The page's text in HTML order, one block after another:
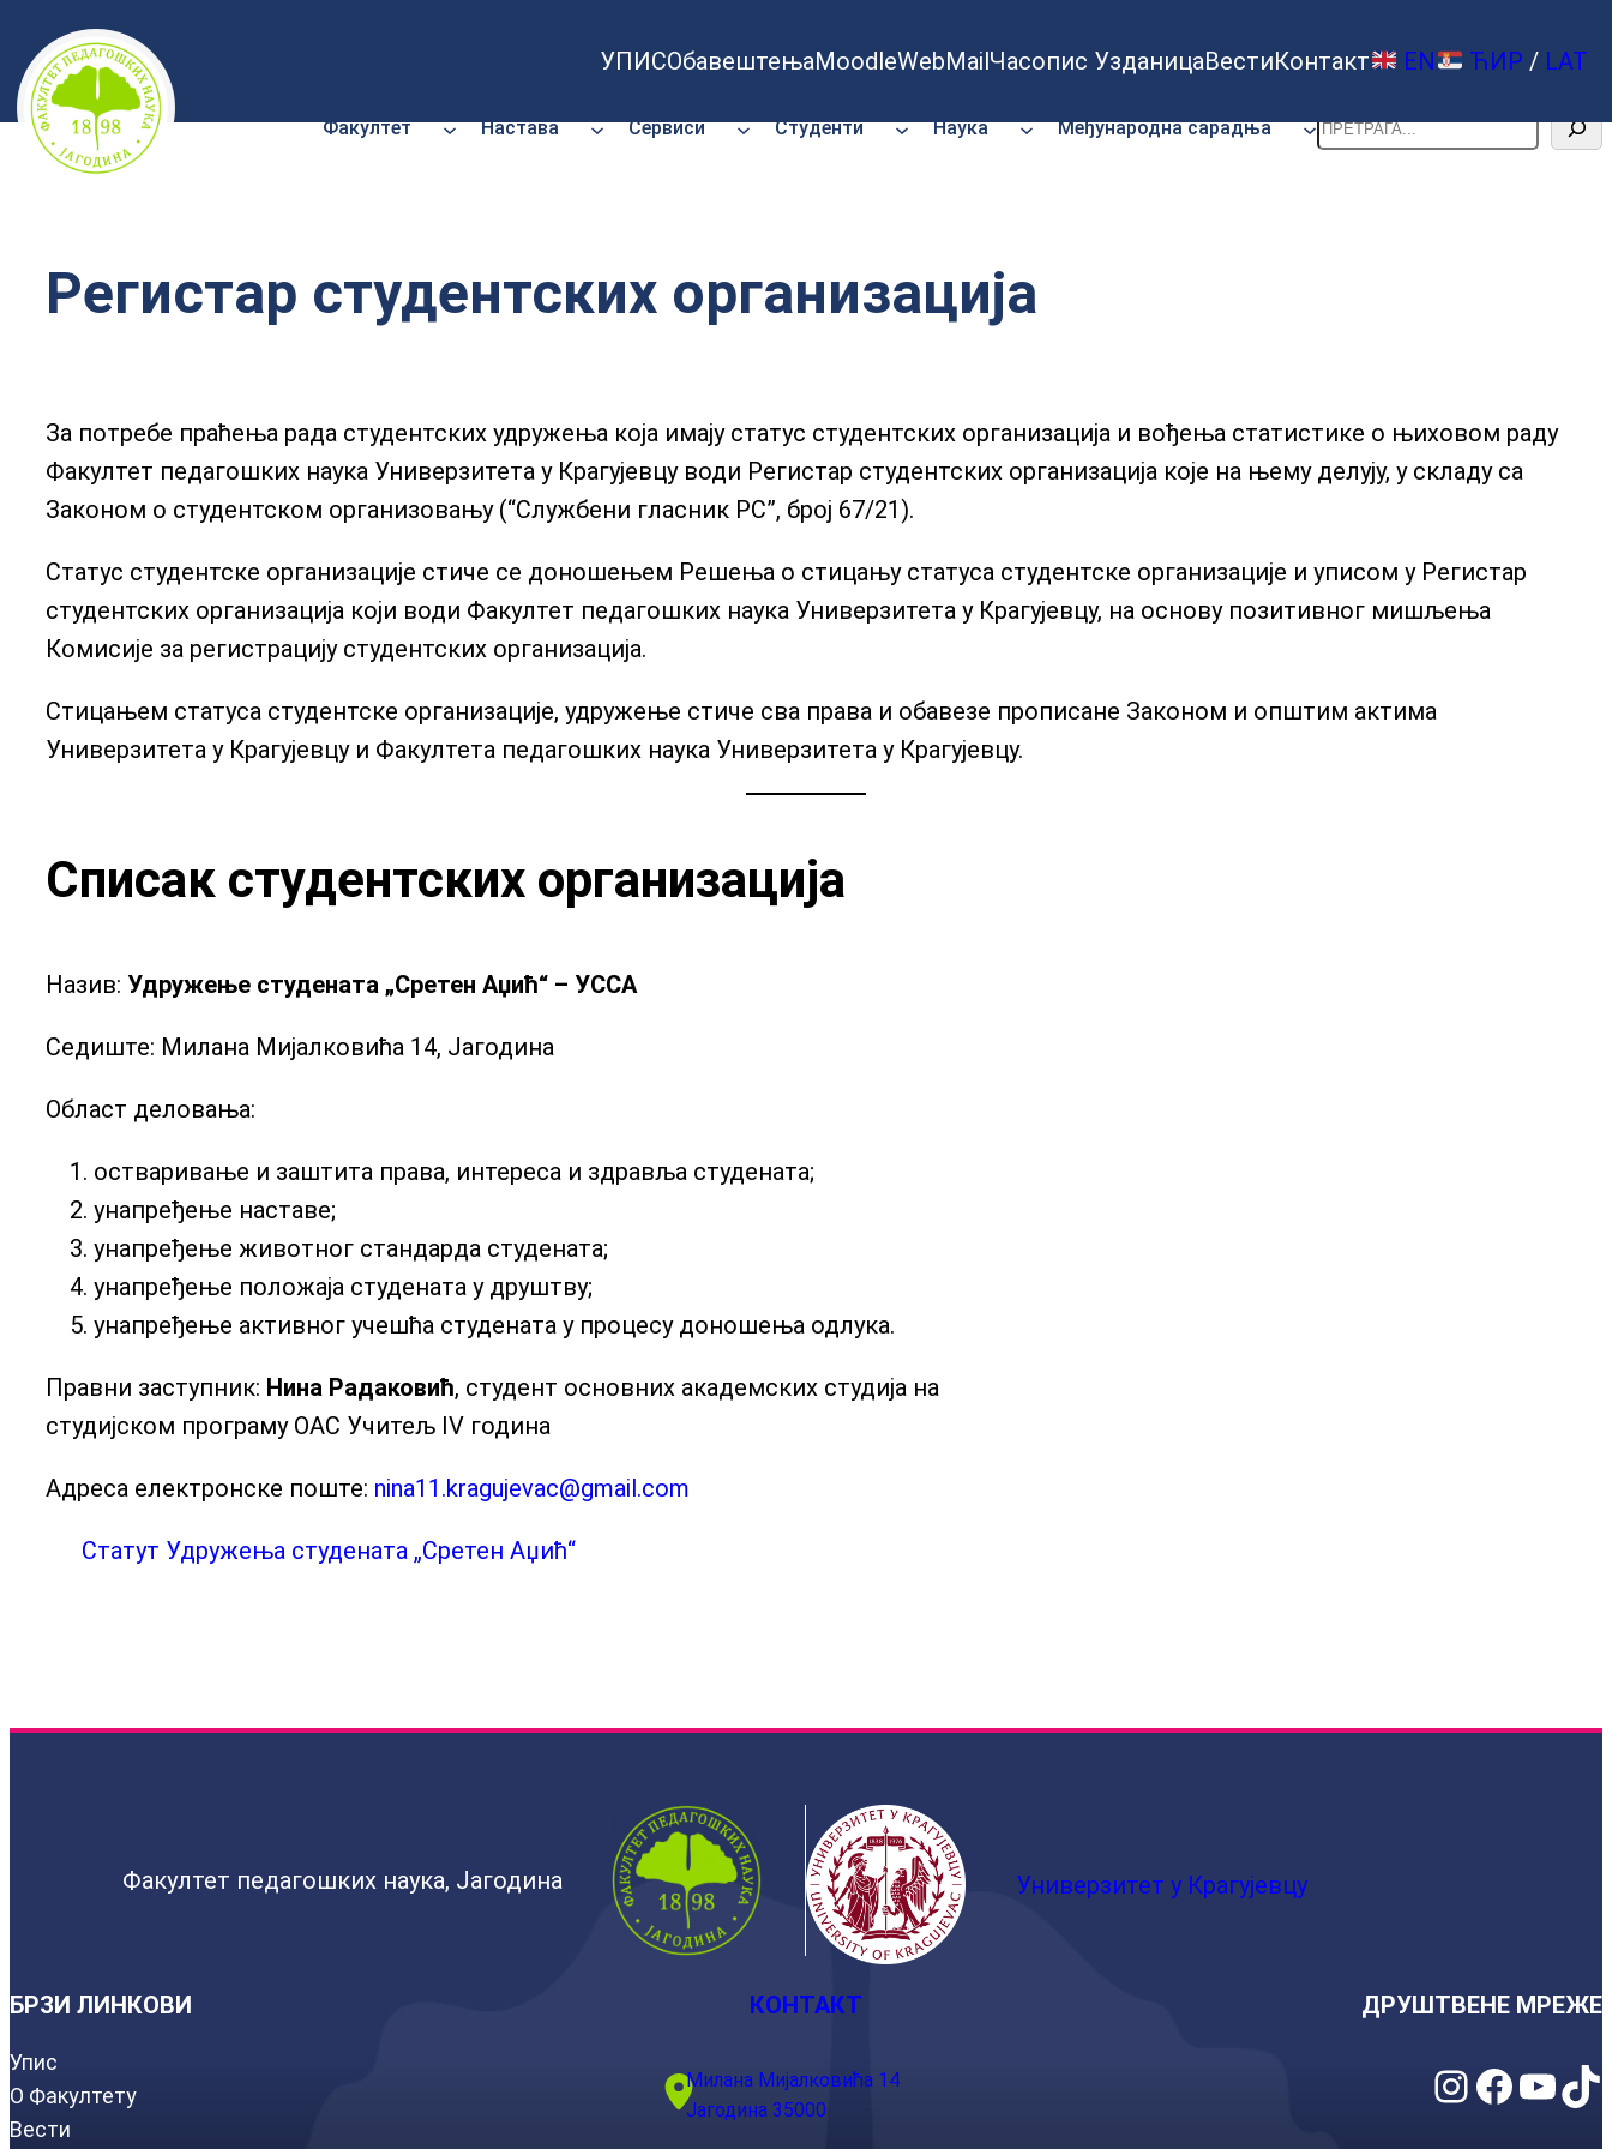
Скочи
на
садржај
УПИСОбавештењаMoodleWebMailЧасопис УзданицаВестиКонтакт EN ЋИР / LAT
Факултет Настава Сервиси Студенти Наука Међународна сарадња Претрага
Регистар студентских организација
За потребе праћења рада студентских удружења која имају статус студентских организација и вођења статистике о њиховом раду
Факултет педагошких наука Универзитета у Крагујевцу води Регистар студентских организација које на њему делују, у складу са
Законом о студентском организовању (“Службени гласник РС”, број 67/21).
Статус студентске организације стиче се доношењем Решења о стицању статуса студентске организације и уписом у Регистар
студентских организација који води Факултет педагошких наука Универзитета у Крагујевцу, на основу позитивног мишљења
Комисије за регистрацију студентских организација.
Стицањем статуса студентске организације, удружење стиче сва права и обавезе прописане Законом и општим актима
Универзитета у Крагујевцу и Факултета педагошких наука Универзитета у Крагујевцу.
Списак студентских организација
Назив: Удружење студената „Сретен Аџић“ – УССА
Седиште: Милана Мијалковића 14, Јагодина
Област деловања:
остваривање и заштита права, интереса и здравља студената;
унапређење наставе;
унапређење животног стандарда студената;
унапређење положаја студената у друштву;
унапређење активног учешћа студената у процесу доношења одлука.
Правни заступник: Нина Радаковић, студент основних академских студија на
студијском програму ОАС Учитељ IV година
Адреса електронске поште: nina11.kragujevac@gmail.com
Статут Удружења студената „Сретен Аџић“
Факултет педагошких наука, Јагодина Универзитет у Крагујевцу
БРЗИ ЛИНКОВИ
Упис
О Факултету
Вести
КОНТАКТ
Милана Мијалковића 14
Јагодина 35000
ДРУШТВЕНЕ МРЕЖЕ
Instagram Facebook YouTube TikTok